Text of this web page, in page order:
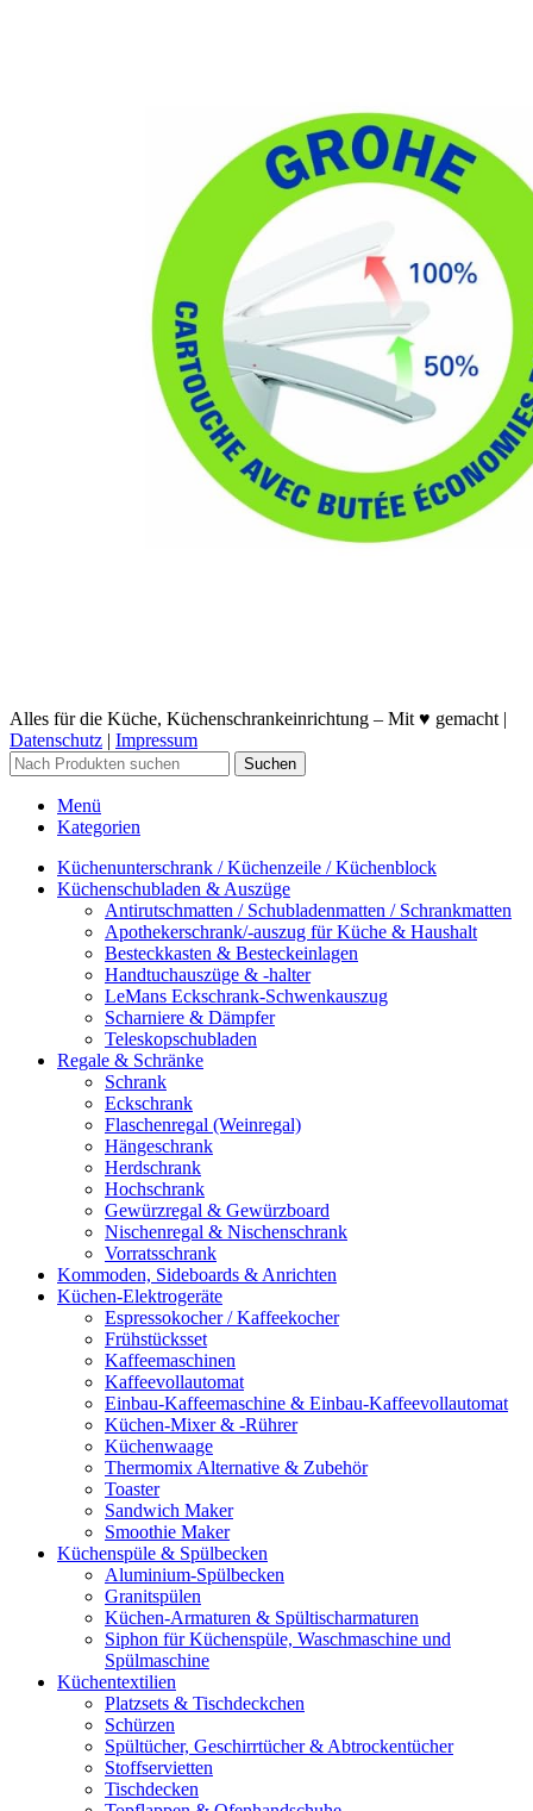
Alles für die Küche, Küchenschrankeinrichtung – Mit ♥ gemacht |
Datenschutz | Impressum
Suchen
Menü
Kategorien
Küchenunterschrank / Küchenzeile / Küchenblock
Küchenschubladen & Auszüge
Antirutschmatten / Schubladenmatten / Schrankmatten
Apothekerschrank/-auszug für Küche & Haushalt
Besteckkasten & Besteckeinlagen
Handtuchauszüge & -halter
LeMans Eckschrank-Schwenkauszug
Scharniere & Dämpfer
Teleskopschubladen
Regale & Schränke
Schrank
Eckschrank
Flaschenregal (Weinregal)
Hängeschrank
Herdschrank
Hochschrank
Gewürzregal & Gewürzboard
Nischenregal & Nischenschrank
Vorratsschrank
Kommoden, Sideboards & Anrichten
Küchen-Elektrogeräte
Espressokocher / Kaffeekocher
Frühstücksset
Kaffeemaschinen
Kaffeevollautomat
Einbau-Kaffeemaschine & Einbau-Kaffeevollautomat
Küchen-Mixer & -Rührer
Küchenwaage
Thermomix Alternative & Zubehör
Toaster
Sandwich Maker
Smoothie Maker
Küchenspüle & Spülbecken
Aluminium-Spülbecken
Granitspülen
Küchen-Armaturen & Spültischarmaturen
Siphon für Küchenspüle, Waschmaschine und
Spülmaschine
Küchentextilien
Platzsets & Tischdeckchen
Schürzen
Spültücher, Geschirrtücher & Abtrockentücher
Stoffservietten
Tischdecken